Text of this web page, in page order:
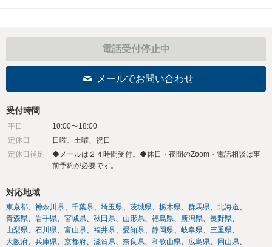
電話受付停止中
メールでお問い合わせ
受付時間
平日
10:00〜18:00
定休日
日曜、土曜、祝日
定休日補足
◆メールは２４時間受付。◆休日・夜間のZoom・電話相談は事
前予約が必要です。
対応地域
東京都 神奈川県 千葉県 埼玉県 茨城県 栃木県 群馬県
北海道
青森県
岩手県 宮城県 秋田県 山形県 福島県 新潟県
長野県
山梨県
石川県 富山県 福井県 愛知県 静岡県 岐阜県
三重県
大阪府
兵庫県 京都府 滋賀県 奈良県 和歌山県 広島県
岡山県